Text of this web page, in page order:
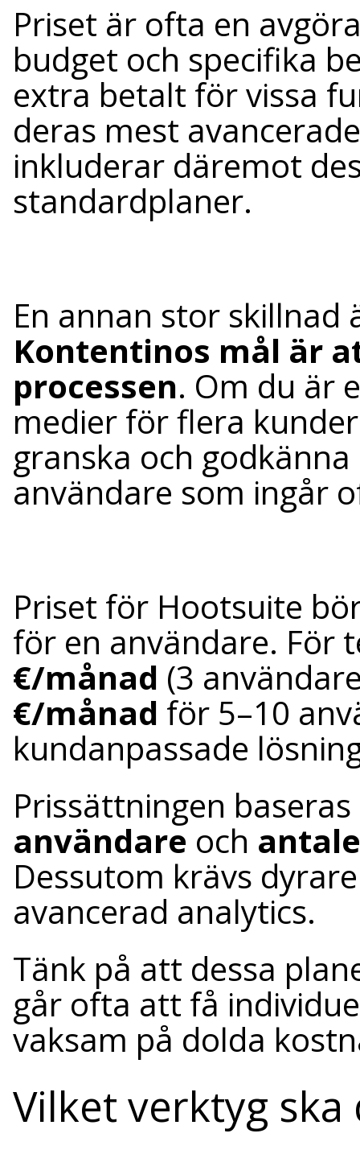
Priset är ofta en
budget och specifika
extra betalt för vissa
deras mest
inkluderar däremot
standardplaner.
En annan stor
Kontentinos mål är
processen. Om du är
medier för flera
granska och
användare som ingår
Priset för Hootsuite
för en användare. För
€/månad (3
€/månad för 5–10
kundanpassade
Prissättningen
användare och
Dessutom krävs
avancerad analytics.
Tänk på att dessa
går ofta att få
vaksam på dolda
Vilket verktyg ska